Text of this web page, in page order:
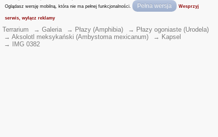
Oglądasz wersję mobilną, która nie ma pełnej funkcjonalności. Pełna wersja Wesprzyj
serwis, wyłącz reklamy
Terrarium → Galeria → Płazy (Amphibia) → Płazy ogoniaste (Urodela)
→ Aksolotl meksykański (Ambystoma mexicanum) → Kapsel
→
IMG 0382